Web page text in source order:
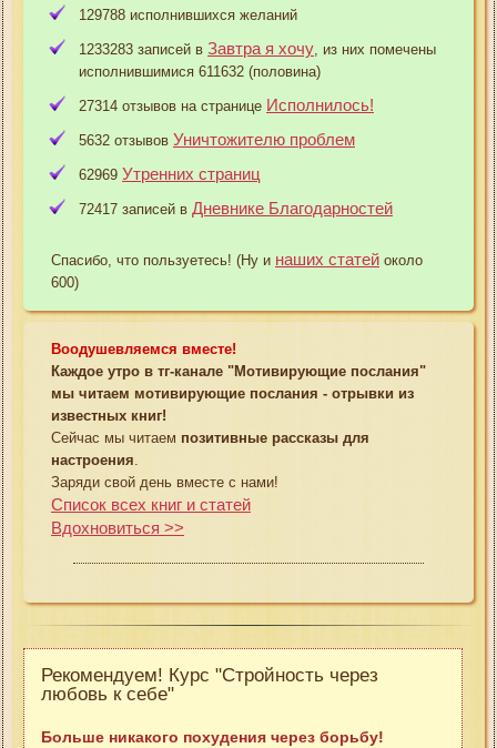
129788 исполнившихся желаний
1233283 записей в Завтра я хочу , из них помечены
исполнившимися 611632 (половина)
27314 отзывов на странице Исполнилось!
5632 отзывов Уничтожителю проблем
62969 Утренних страниц
72417 записей в Дневнике Благодарностей
Спасибо, что пользуетесь! (Ну и наших статей около
600)
Воодушевляемся вместе!
Каждое утро в тг-канале "Мотивирующие послания"
мы читаем мотивирующие послания - отрывки из
известных книг!
Сейчас мы читаем позитивные рассказы для
настроения
Заряди свой день вместе с нами!
Список всех книг и статей
Вдохновиться >>
Рекомендуем! Курс "Стройность через
любовь к себе"
Больше никакого похудения через борьбу!